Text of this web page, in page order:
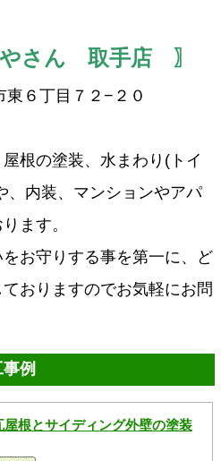
さん 取手店 〗
６丁目７２−２０
根の塗装、水まわり(トイ
、内装、マンションやアパ
ます。
お守りする事を第一に、ど
おりますのでお気軽にお問
例
根とサイディング外壁の塗装